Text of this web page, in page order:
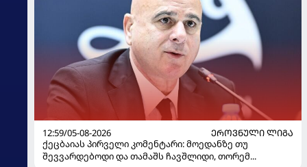
12:59/05-08-2026
ᲔᲠᲝᲕᲜᲣᲚᲘ ᲚᲘᲒᲐ
ქეცბაიას პირველი კომენტარი: მოედანზე თუ
შევვარდებოდი და თამაშს ჩავშლიდი, თორემ...